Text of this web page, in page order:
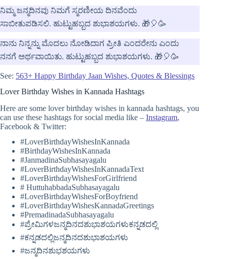
ನಿಮ್ಮ ಜನ್ಮದಿನವು ನಿಮಗೆ ಸ್ಮರಣೀಯ ದಿನವೆಂದು
ಸಾಬೀತುಪಡಿಸಲಿ. ಹುಟ್ಟುಹಬ್ಬದ ಶುಭಾಶಯಗಳು. 🎁🎈🥳
ನಾನು ನಿನ್ನನ್ನು ಮೊದಲು ನೋಡಿದಾಗ ಪ್ರೀತಿ ಎಂದರೇನು ಎಂದು
ನನಗೆ ಅರ್ಥವಾಯಿತು. ಹುಟ್ಟುಹಬ್ಬದ ಶುಭಾಶಯಗಳು. 🎁🎈🥳
See: 563+ Happy Birthday Jaan Wishes, Quotes & Blessings
Lover Birthday Wishes in Kannada Hashtags
Here are some lover birthday wishes in kannada hashtags, you
can use these hashtags for social media like – Instagram,
Facebook & Twitter:
#LoverBirthdayWishesInKannada
#BirthdayWishesInKannada
#JanmadinaSubhasayagalu
#LoverBirthdayWishesInKannadaText
#LoverBirthdayWishesForGirlfriend
# HuttuhabbadaSubhasayagalu
#LoverBirthdayWishesForBoyfriend
#LoverBirthdayWishesKannadaGreetings
#PremadinadaSubhasayagalu
#ಪ್ರೇಮಿಗಳಜನ್ಮದಿನದಶುಭಾಶಯಗಳುಕನ್ನಡದಲ್ಲಿ
#ಕನ್ನಡದಲ್ಲಿಜನ್ಮದಿನದಶುಭಾಶಯಗಳು
#ಜನ್ಮದಿನಶುಭಶಯಗಳು